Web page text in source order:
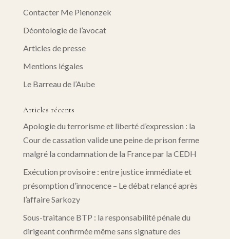
Contacter Me Pienonzek
Déontologie de l’avocat
Articles de presse
Mentions légales
Le Barreau de l’Aube
Articles récents
Apologie du terrorisme et liberté d’expression : la
Cour de cassation valide une peine de prison ferme
malgré la condamnation de la France par la CEDH
Exécution provisoire : entre justice immédiate et
présomption d’innocence – Le débat relancé après
l’affaire Sarkozy
Sous-traitance BTP : la responsabilité pénale du
dirigeant confirmée même sans signature des